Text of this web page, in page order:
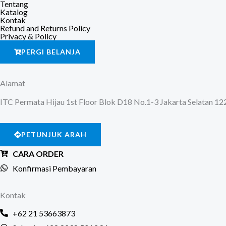
Tentang
Katalog
Kontak
Refund and Returns Policy
Privacy & Policy
PERGI BELANJA
Alamat
ITC Permata Hijau 1st Floor Blok D18 No.1-3 Jakarta Selatan
PETUNJUK ARAH
CARA ORDER
Konfirmasi Pembayaran
Kontak
+62 21 53663873